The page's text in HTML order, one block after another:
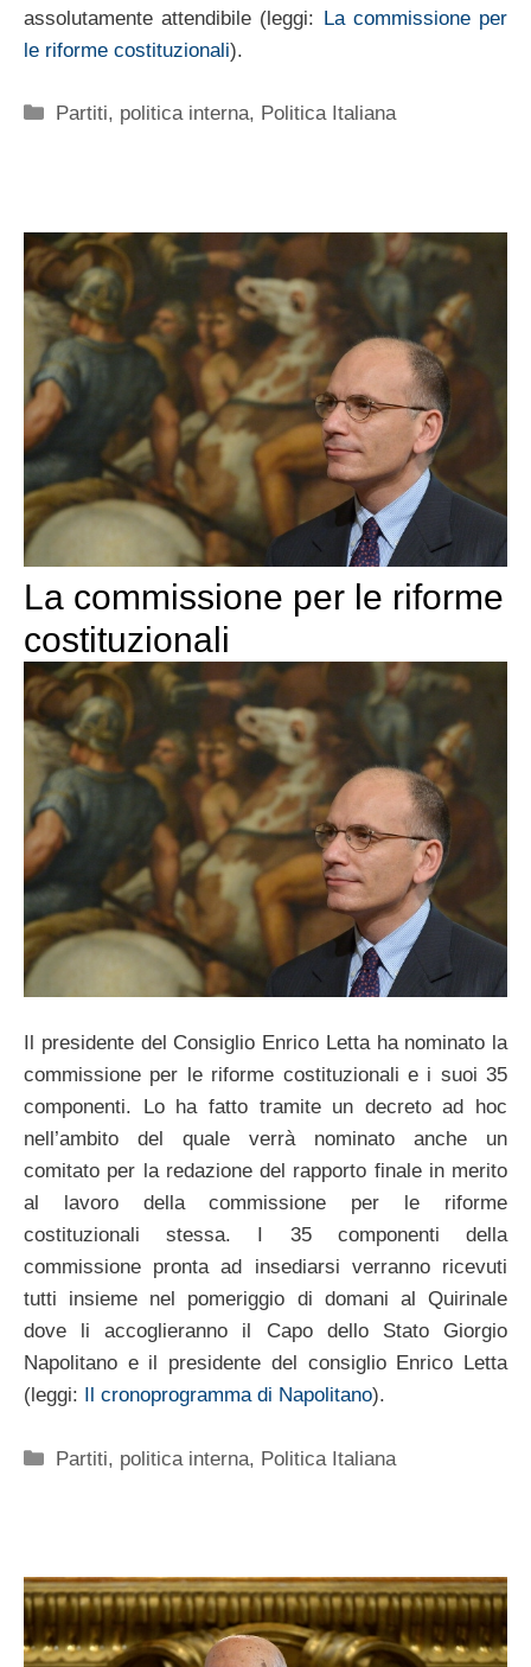
assolutamente attendibile (leggi: La commissione per
le riforme costituzionali).
Categorie
Partiti, politica interna, Politica Italiana
La commissione per le riforme
costituzionali
Il presidente del Consiglio Enrico Letta ha nominato la
commissione per le riforme costituzionali e i suoi 35
componenti. Lo ha fatto tramite un decreto ad hoc
nell’ambito del quale verrà nominato anche un
comitato per la redazione del rapporto finale in merito
al lavoro della commissione per le riforme
costituzionali stessa. I 35 componenti della
commissione pronta ad insediarsi verranno ricevuti
tutti insieme nel pomeriggio di domani al Quirinale
dove li accoglieranno il Capo dello Stato Giorgio
Napolitano e il presidente del consiglio Enrico Letta
(leggi: Il cronoprogramma di Napolitano).
Categorie
Partiti, politica interna, Politica Italiana